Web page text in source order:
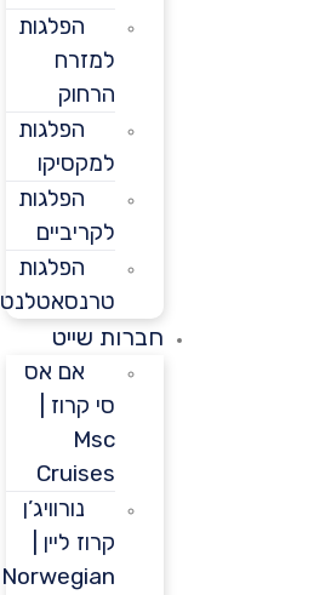
הפלגות
למזרח
הרחוק
הפלגות
למקסיקו
הפלגות
לקריביים
הפלגות
טרנסאטלנטיות
חברות שייט
אם אס
סי קרוז |
Cruises
נורוויג’ן
קרוז ליין |
Norwegian